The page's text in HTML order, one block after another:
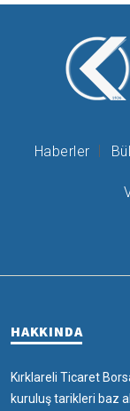
Haberler
HAKKINDA
Kırklareli Ticaret
kuruluş tarikleri baz